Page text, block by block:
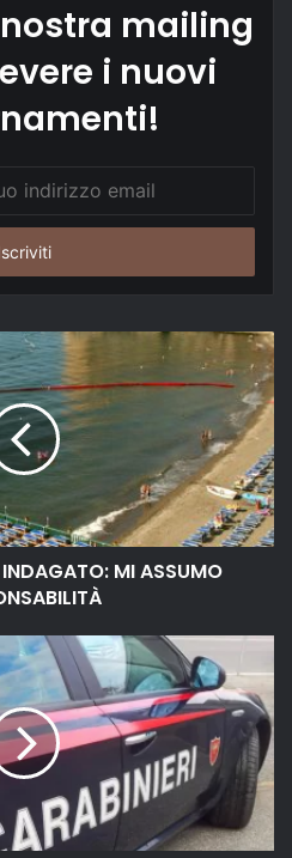
mailing
i nuovi
MI ASSUMO